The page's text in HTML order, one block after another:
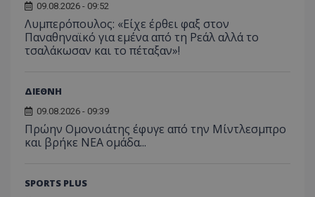
09.08.2026 - 09:52
Λυμπερόπουλος: «Είχε έρθει φαξ στον
Παναθηναϊκό για εμένα από τη Ρεάλ αλλά το
τσαλάκωσαν και το πέταξαν»!
ΔΙΕΘΝΗ
09.08.2026 - 09:39
Πρώην Ομονοιάτης έφυγε από την Μίντλεσμπρο
και βρήκε ΝΕΑ ομάδα...
SPORTS PLUS